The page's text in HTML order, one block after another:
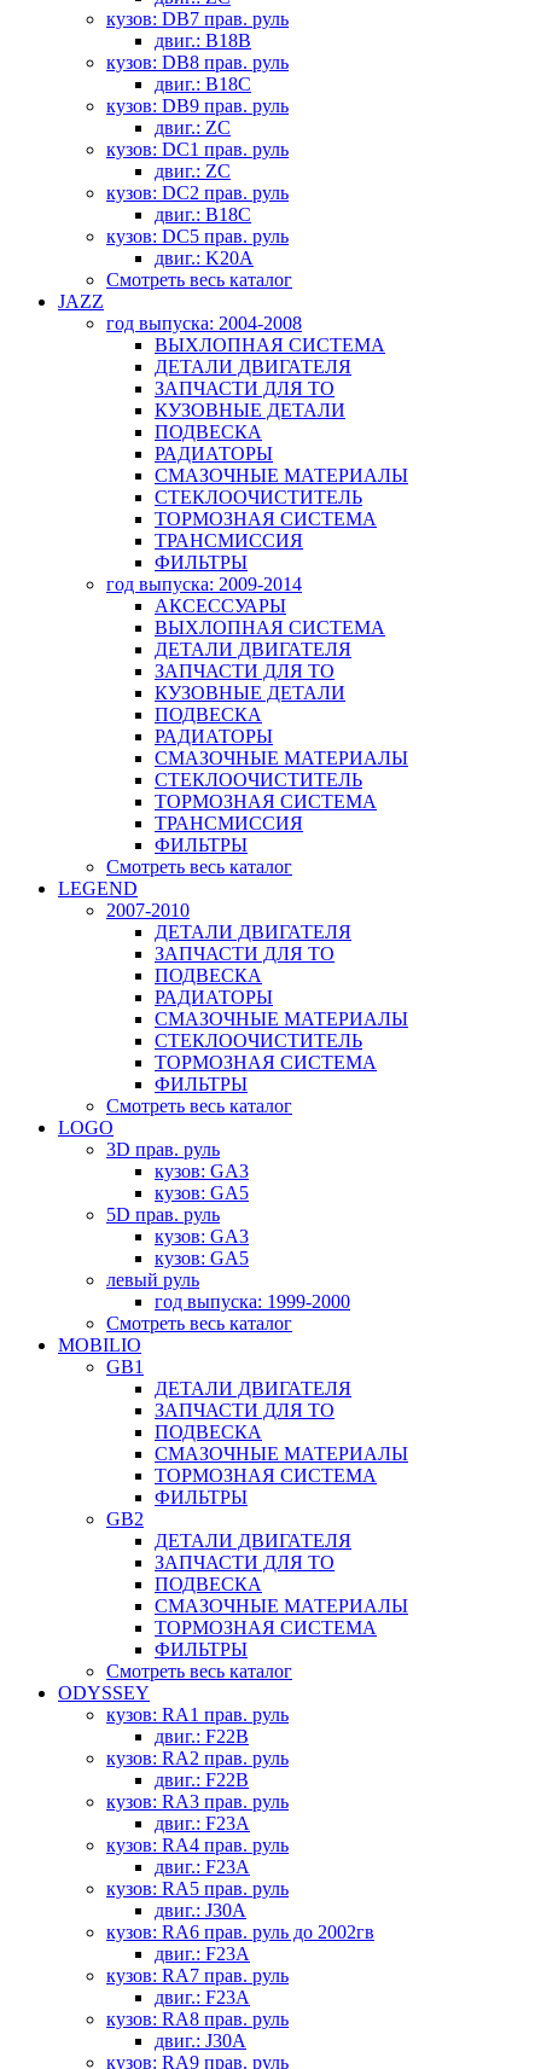
кузов: DB7 прав. руль
двиг.: B18B
кузов: DB8 прав. руль
двиг.: B18C
кузов: DB9 прав. руль
двиг.: ZC
кузов: DC1 прав. руль
двиг.: ZC
кузов: DC2 прав. руль
двиг.: B18C
кузов: DC5 прав. руль
двиг.: K20A
Смотреть весь каталог
JAZZ
год выпуска: 2004-2008
ВЫХЛОПНАЯ СИСТЕМА
ДЕТАЛИ ДВИГАТЕЛЯ
ЗАПЧАСТИ ДЛЯ ТО
КУЗОВНЫЕ ДЕТАЛИ
ПОДВЕСКА
РАДИАТОРЫ
СМАЗОЧНЫЕ МАТЕРИАЛЫ
СТЕКЛООЧИСТИТЕЛЬ
ТОРМОЗНАЯ СИСТЕМА
ТРАНСМИССИЯ
ФИЛЬТРЫ
год выпуска: 2009-2014
АКСЕССУАРЫ
ВЫХЛОПНАЯ СИСТЕМА
ДЕТАЛИ ДВИГАТЕЛЯ
ЗАПЧАСТИ ДЛЯ ТО
КУЗОВНЫЕ ДЕТАЛИ
ПОДВЕСКА
РАДИАТОРЫ
СМАЗОЧНЫЕ МАТЕРИАЛЫ
СТЕКЛООЧИСТИТЕЛЬ
ТОРМОЗНАЯ СИСТЕМА
ТРАНСМИССИЯ
ФИЛЬТРЫ
Смотреть весь каталог
LEGEND
2007-2010
ДЕТАЛИ ДВИГАТЕЛЯ
ЗАПЧАСТИ ДЛЯ ТО
ПОДВЕСКА
РАДИАТОРЫ
СМАЗОЧНЫЕ МАТЕРИАЛЫ
СТЕКЛООЧИСТИТЕЛЬ
ТОРМОЗНАЯ СИСТЕМА
ФИЛЬТРЫ
Смотреть весь каталог
LOGO
3D прав. руль
кузов: GA3
кузов: GA5
5D прав. руль
кузов: GA3
кузов: GA5
левый руль
год выпуска: 1999-2000
Смотреть весь каталог
MOBILIO
GB1
ДЕТАЛИ ДВИГАТЕЛЯ
ЗАПЧАСТИ ДЛЯ ТО
ПОДВЕСКА
СМАЗОЧНЫЕ МАТЕРИАЛЫ
ТОРМОЗНАЯ СИСТЕМА
ФИЛЬТРЫ
GB2
ДЕТАЛИ ДВИГАТЕЛЯ
ЗАПЧАСТИ ДЛЯ ТО
ПОДВЕСКА
СМАЗОЧНЫЕ МАТЕРИАЛЫ
ТОРМОЗНАЯ СИСТЕМА
ФИЛЬТРЫ
Смотреть весь каталог
ODYSSEY
кузов: RA1 прав. руль
двиг.: F22B
кузов: RA2 прав. руль
двиг.: F22B
кузов: RA3 прав. руль
двиг.: F23A
кузов: RA4 прав. руль
двиг.: F23A
кузов: RA5 прав. руль
двиг.: J30A
кузов: RA6 прав. руль до 2002гв
двиг.: F23A
кузов: RA7 прав. руль
двиг.: F23A
кузов: RA8 прав. руль
двиг.: J30A
кузов: RA9 прав. руль